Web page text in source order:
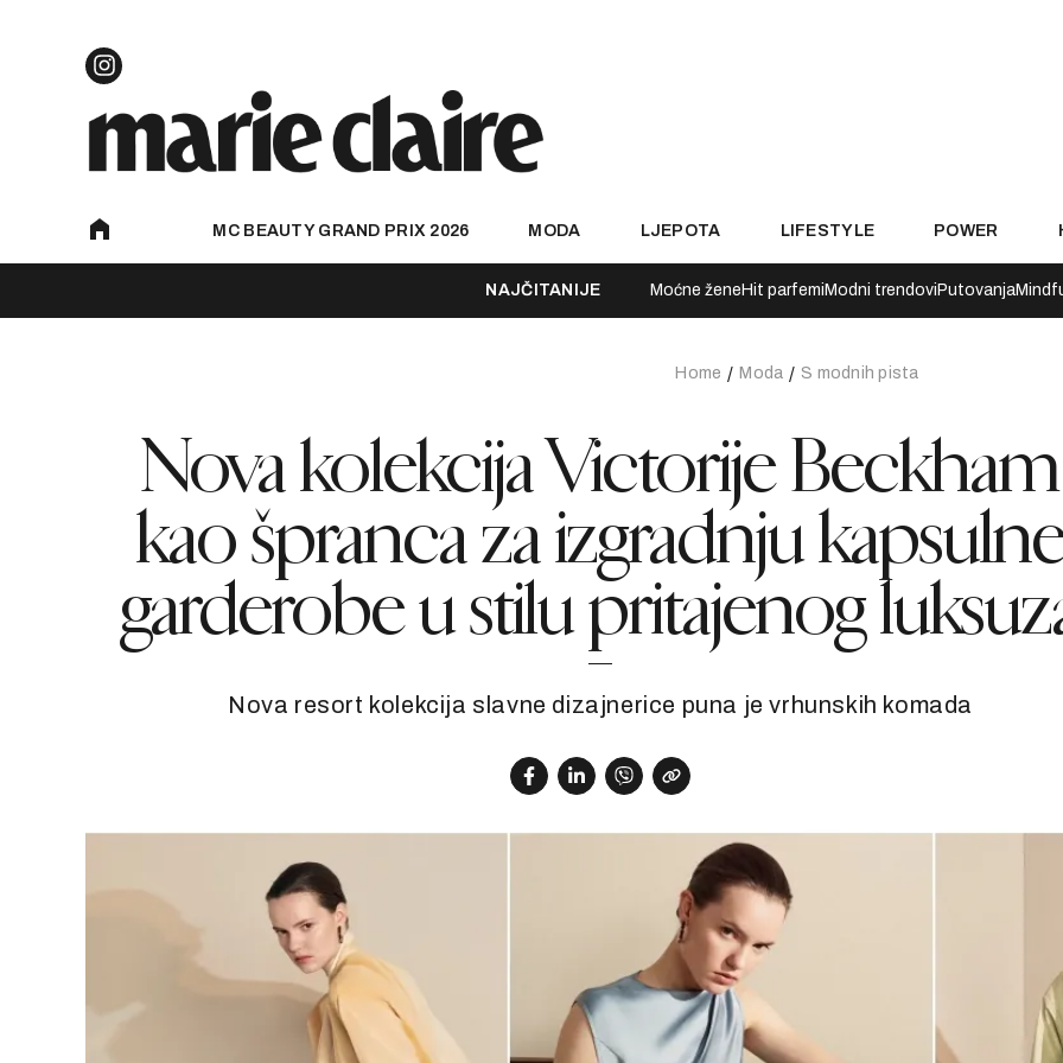
MC BEAUTY GRAND PRIX 2026 MODA LJEPOTA LIFESTYLE POWER
NAJČITANIJE Moćne žene Hit parfemi Modni trendovi Putovanja
Home Moda S modnih pista
Nova kolekcija Victorije Beckham
kao špranca za izgradnju
garderobe u stilu pritajenog
Nova resort kolekcija slavne dizajnerice puna je vrhunskih komada